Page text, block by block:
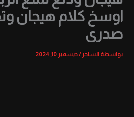
اوسخ كلام هيجان
صدرى
بواسطة الساحر/ديسمبر 10, 2024